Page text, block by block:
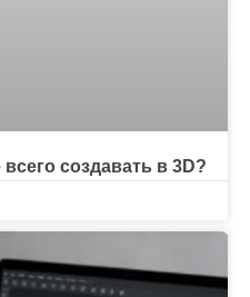
создавать в 3D?